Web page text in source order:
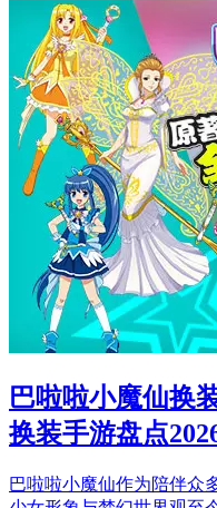
巴啦啦小魔仙换
换装手游盘点
巴啦啦小魔仙作为陪伴众